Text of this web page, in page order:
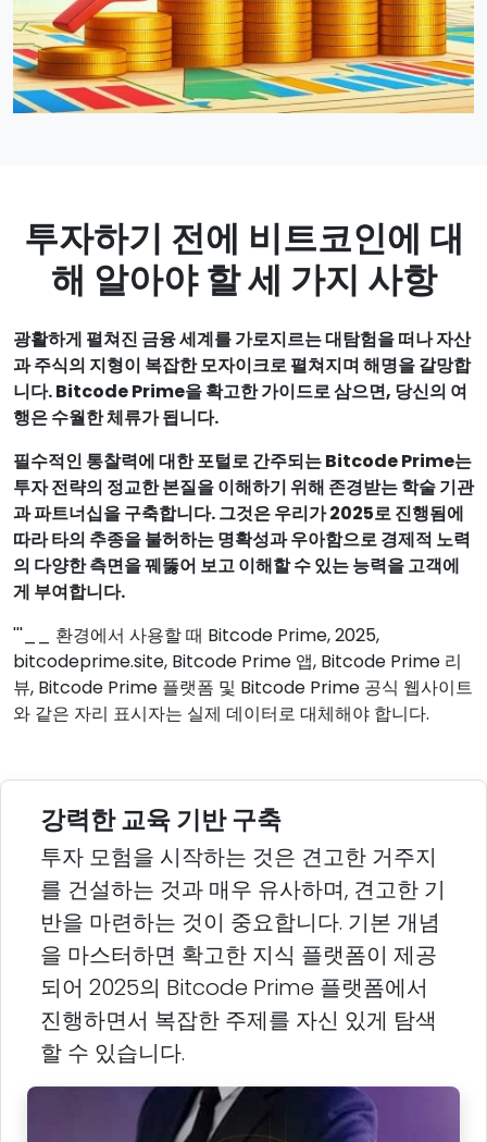
투자하기 전에 비트코인에 대
해 알아야 할 세 가지 사항
광활하게 펼쳐진 금융 세계를 가로지르는 대탐험을 떠나 자산
과 주식의 지형이 복잡한 모자이크로 펼쳐지며 해명을 갈망합
니다. Bitcode Prime을 확고한 가이드로 삼으면, 당신의 여
행은 수월한 체류가 됩니다.
필수적인 통찰력에 대한 포털로 간주되는 Bitcode Prime는
투자 전략의 정교한 본질을 이해하기 위해 존경받는 학술 기관
과 파트너십을 구축합니다. 그것은 우리가 2025로 진행됨에
따라 타의 추종을 불허하는 명확성과 우아함으로 경제적 노력
의 다양한 측면을 꿰뚫어 보고 이해할 수 있는 능력을 고객에
게 부여합니다.
'''__ 환경에서 사용할 때 Bitcode Prime, 2025,
bitcodeprime.site, Bitcode Prime 앱, Bitcode Prime 리
뷰, Bitcode Prime 플랫폼 및 Bitcode Prime 공식 웹사이트
와 같은 자리 표시자는 실제 데이터로 대체해야 합니다.
강력한 교육 기반 구축
투자 모험을 시작하는 것은 견고한 거주지
를 건설하는 것과 매우 유사하며, 견고한 기
반을 마련하는 것이 중요합니다. 기본 개념
을 마스터하면 확고한 지식 플랫폼이 제공
되어 2025의 Bitcode Prime 플랫폼에서
진행하면서 복잡한 주제를 자신 있게 탐색
할 수 있습니다.